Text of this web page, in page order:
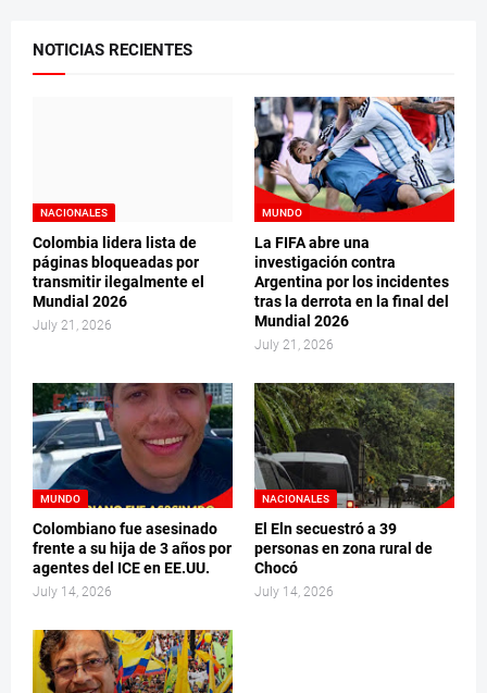
NOTICIAS RECIENTES
NACIONALES
Colombia lidera lista de
páginas bloqueadas por
transmitir ilegalmente el
Mundial 2026
July 21, 2026
MUNDO
La FIFA abre una
investigación contra
Argentina por los incidentes
tras la derrota en la final del
Mundial 2026
July 21, 2026
MUNDO
Colombiano fue asesinado
frente a su hija de 3 años por
agentes del ICE en EE.UU.
July 14, 2026
NACIONALES
El Eln secuestró a 39
personas en zona rural de
Chocó
July 14, 2026